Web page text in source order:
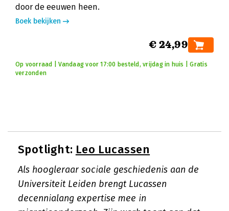
door de eeuwen heen.
Boek bekijken
€ 24,99
Op voorraad | Vandaag voor 17:00 besteld, vrijdag in huis | Gratis
verzonden
Spotlight: Leo Lucassen
Als hoogleraar sociale geschiedenis aan de
Universiteit Leiden brengt Lucassen
decennialang expertise mee in